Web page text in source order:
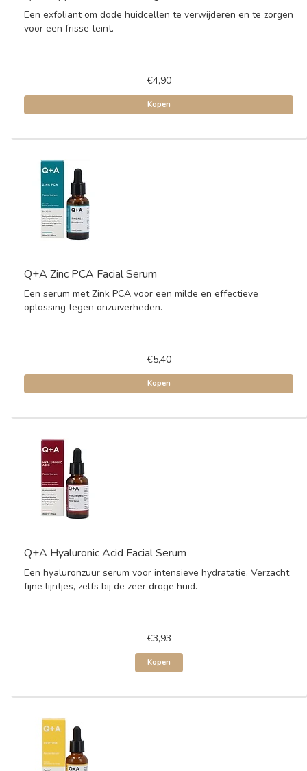
Een exfoliant om dode huidcellen te verwijderen en te zorgen
voor een frisse teint.
€4,90
Kopen
Q+A Zinc PCA Facial Serum
Een serum met Zink PCA voor een milde en effectieve
oplossing tegen onzuiverheden.
€5,40
Kopen
Q+A Hyaluronic Acid Facial Serum
Een hyaluronzuur serum voor intensieve hydratatie. Verzacht
fijne lijntjes, zelfs bij de zeer droge huid.
€3,93
Kopen